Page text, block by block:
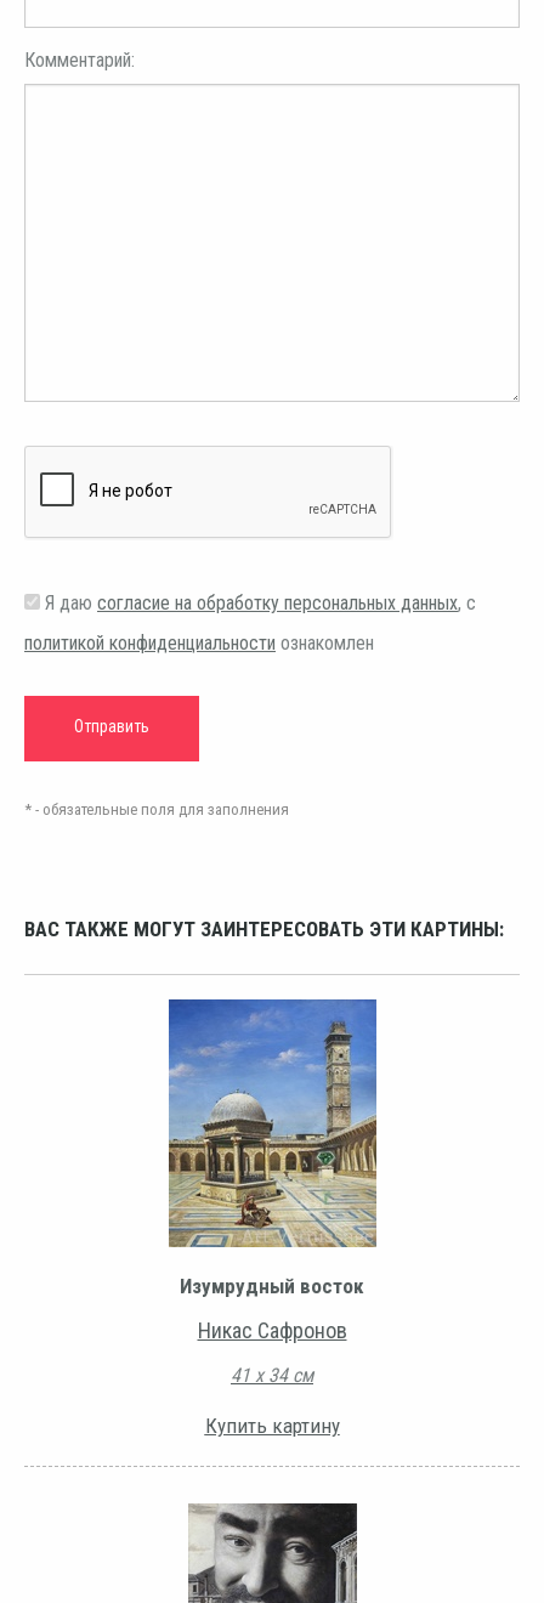
Комментарий:
Я даю согласие на обработку персональных данных, с
политикой конфиденциальности ознакомлен
* - обязательные поля для заполнения
ВАС ТАКЖЕ МОГУТ ЗАИНТЕРЕСОВАТЬ ЭТИ КАРТИНЫ:
Изумрудный восток
Никас Сафронов
41 х 34 см
Купить картину